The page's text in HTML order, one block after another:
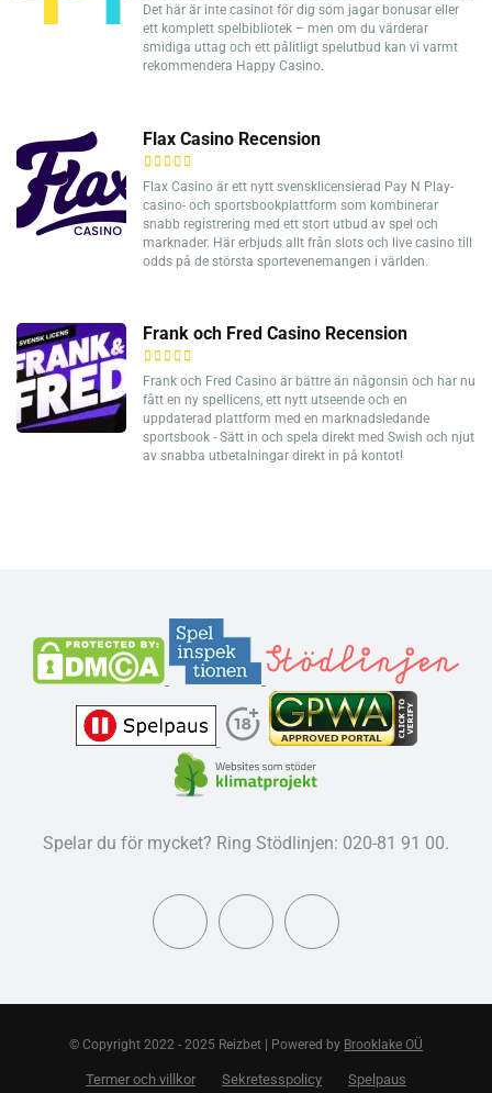
Det här är inte casinot för dig som jagar bonusar eller
ett komplett spelbibliotek – men om du värderar
smidiga uttag och ett pålitligt spelutbud kan vi varmt
rekommendera Happy Casino.
Flax Casino Recension
Flax Casino är ett nytt svensklicensierad Pay N Play-
casino- och sportsbookplattform som kombinerar
snabb registrering med ett stort utbud av spel och
marknader. Här erbjuds allt från slots och live casino till
odds på de största sportevenemangen i världen.
Frank och Fred Casino Recension
Frank och Fred Casino är bättre än någonsin och har nu
fått en ny spellicens, ett nytt utseende och en
uppdaterad plattform med en marknadsledande
sportsbook - Sätt in och spela direkt med Swish och njut
av snabba utbetalningar direkt in på kontot!
Spelar du för mycket? Ring Stödlinjen: 020-81 91 00.
© Copyright 2022 - 2025 Reizbet | Powered by Brooklake OÜ
Termer och villkor Sekretesspolicy Spelpaus